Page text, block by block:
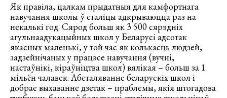
Як правіла, цалкам прыдатныя для камфортнага
навучання школы ў сталіцы адкрываюцца раз на
некалькі год. Сярод больш як 3 500 сярэдніх
агульнаадукацыйных школ у Беларусі адсотак
якасных маленькі, у той час як колькасць людзей,
задзейнічаных у працэсе навучання (вучні,
настаўнікі, кіраўніцтва школ) вялікая – больш за 1
мільён чалавек. Абсталяванне беларускіх школ і
добрае выхаванне дзетак – праблемы, якія штогадова